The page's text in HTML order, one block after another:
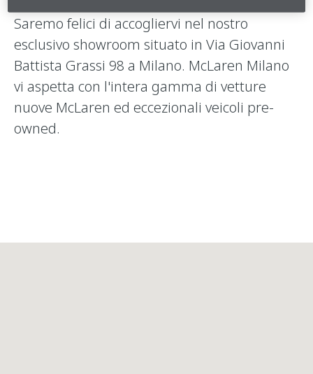
Saremo felici di accogliervi nel nostro
esclusivo showroom situato in Via Giovanni
Battista Grassi 98 a Milano. McLaren Milano
vi aspetta con l'intera gamma di vetture
nuove McLaren ed eccezionali veicoli pre-
owned.